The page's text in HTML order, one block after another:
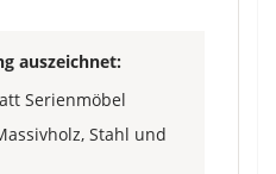
auszeichnet:
Serienmöbel
Stahl und